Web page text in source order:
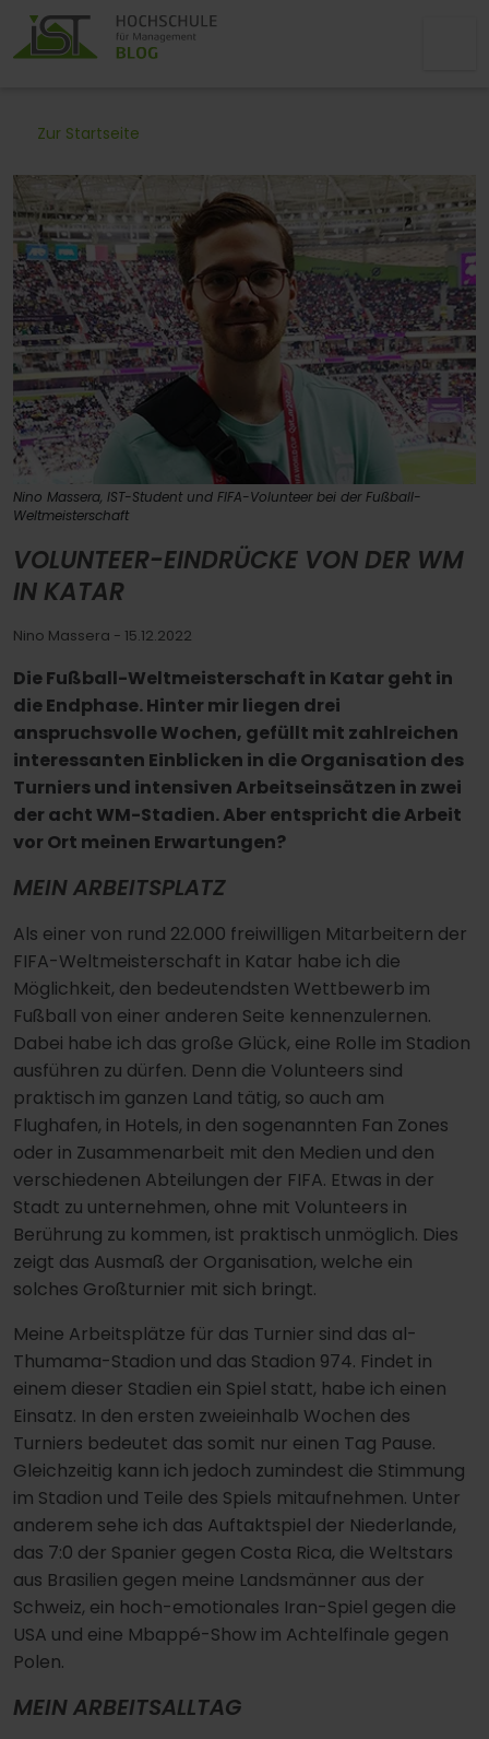
Zur Startseite
Nino Massera, IST-Student und FIFA-Volunteer bei der Fußball-
Weltmeisterschaft
VOLUNTEER-EINDRÜCKE VON DER WM
IN KATAR
Nino Massera - 15.12.2022
Die Fußball-Weltmeisterschaft in Katar geht in
die Endphase. Hinter mir liegen drei
anspruchsvolle Wochen, gefüllt mit zahlreichen
interessanten Einblicken in die Organisation des
Turniers und intensiven Arbeitseinsätzen in zwei
der acht WM-Stadien. Aber entspricht die Arbeit
vor Ort meinen Erwartungen?
MEIN ARBEITSPLATZ
Als einer von rund 22.000 freiwilligen Mitarbeitern der
FIFA-Weltmeisterschaft in Katar habe ich die
Möglichkeit, den bedeutendsten Wettbewerb im
Fußball von einer anderen Seite kennenzulernen.
Dabei habe ich das große Glück, eine Rolle im Stadion
ausführen zu dürfen. Denn die Volunteers sind
praktisch im ganzen Land tätig, so auch am
Flughafen, in Hotels, in den sogenannten Fan Zones
oder in Zusammenarbeit mit den Medien und den
verschiedenen Abteilungen der FIFA. Etwas in der
Stadt zu unternehmen, ohne mit Volunteers in
Berührung zu kommen, ist praktisch unmöglich. Dies
zeigt das Ausmaß der Organisation, welche ein
solches Großturnier mit sich bringt.
Meine Arbeitsplätze für das Turnier sind das al-
Thumama-Stadion und das Stadion 974. Findet in
einem dieser Stadien ein Spiel statt, habe ich einen
Einsatz. In den ersten zweieinhalb Wochen des
Turniers bedeutet das somit nur einen Tag Pause.
Gleichzeitig kann ich jedoch zumindest die Stimmung
im Stadion und Teile des Spiels mitaufnehmen. Unter
anderem sehe ich das Auftaktspiel der Niederlande,
das 7:0 der Spanier gegen Costa Rica, die Weltstars
aus Brasilien gegen meine Landsmänner aus der
Schweiz, ein hoch-emotionales Iran-Spiel gegen die
USA und eine Mbappé-Show im Achtelfinale gegen
Polen.
MEIN ARBEITSALLTAG